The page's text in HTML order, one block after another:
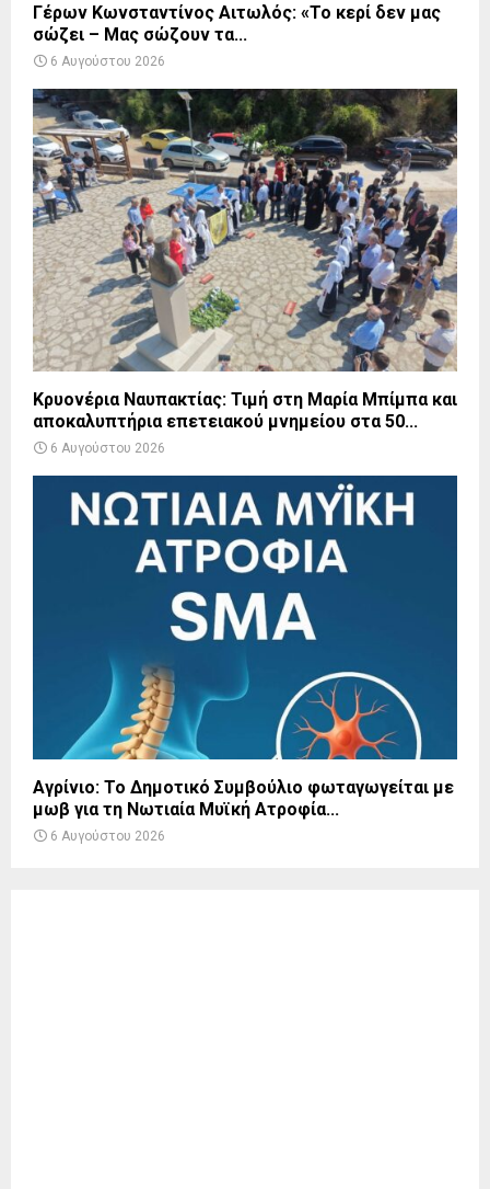
Γέρων Κωνσταντίνος Αιτωλός: «Το κερί δεν μας
σώζει – Μας σώζουν τα...
6 Αυγούστου 2026
Κρυονέρια Ναυπακτίας: Τιμή στη Μαρία Μπίμπα και
αποκαλυπτήρια επετειακού μνημείου στα 50...
6 Αυγούστου 2026
Αγρίνιο: Το Δημοτικό Συμβούλιο φωταγωγείται με
μωβ για τη Νωτιαία Μυϊκή Ατροφία...
6 Αυγούστου 2026